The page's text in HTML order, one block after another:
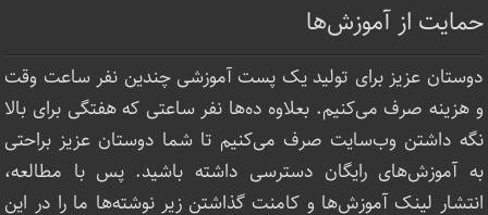
حمایت از آموزش‌ها
دوستان عزیز برای تولید یک پست آموزشی چندین نفر ساعت‌ وقت
و هزینه صرف می‌کنیم. بعلاوه ده‌ها نفر ساعتی که هفتگی برای بالا
نگه داشتن وب‌سایت صرف ‌می‌کنیم تا شما دوستان عزیز براحتی
به آموزش‌های رایگان دسترسی داشته باشید. پس با مطالعه،
انتشار لینک‌ آموزش‌ها و کامنت گذاشتن زیر نوشته‌‌ها ما را در این